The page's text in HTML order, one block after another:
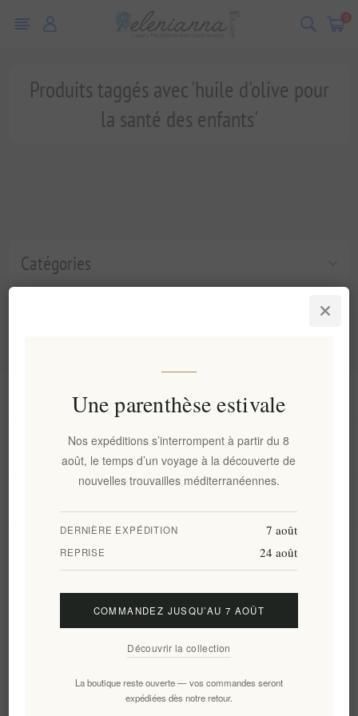
0
Catégories
Produits taggés avec 'huile d'olive pour
la santé des enfants'
Information
Mon compte
S'abonner Se désinscrire
Une parenthèse estivale
Nos expéditions s’interrompent à partir du 8
août, le temps d’un voyage à la découverte de
nouvelles trouvailles méditerranéennes.
DERNIÈRE EXPÉDITION 7 août
REPRISE 24 août
COMMANDEZ JUSQU’AU 7 AOÛT
Découvrir la collection
La boutique reste ouverte — vos commandes seront
expédiées dès notre retour.